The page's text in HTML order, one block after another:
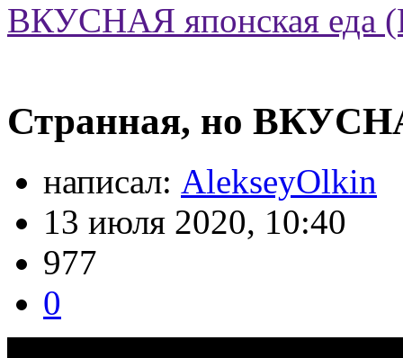
ВКУСНАЯ японская еда
Странная, но
написал: AlekseyOlkin
13 июля 2020, 10:40
977
0